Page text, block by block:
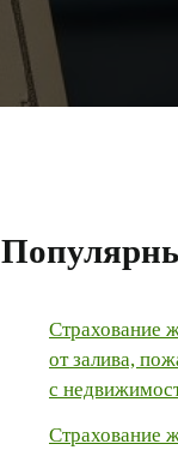
Страхование
от залива,
с
Страхование